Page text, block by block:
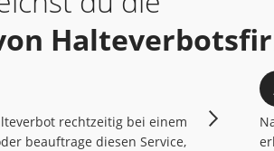
rechtzeitig bei einem
beauftrage diesen Service,